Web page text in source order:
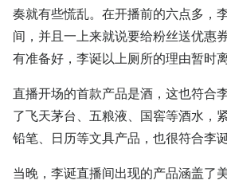
奏就有些慌乱。在开播前的六点多，
间，并且一上来就说要给粉丝送优惠
有准备好，李诞以上厕所的理由暂时离
直播开场的首款产品是酒，这也符合
了飞天茅台、五粮液、国窖等酒水，
铅笔、日历等文具产品，也很符合李
当晚，李诞直播间出现的产品涵盖了